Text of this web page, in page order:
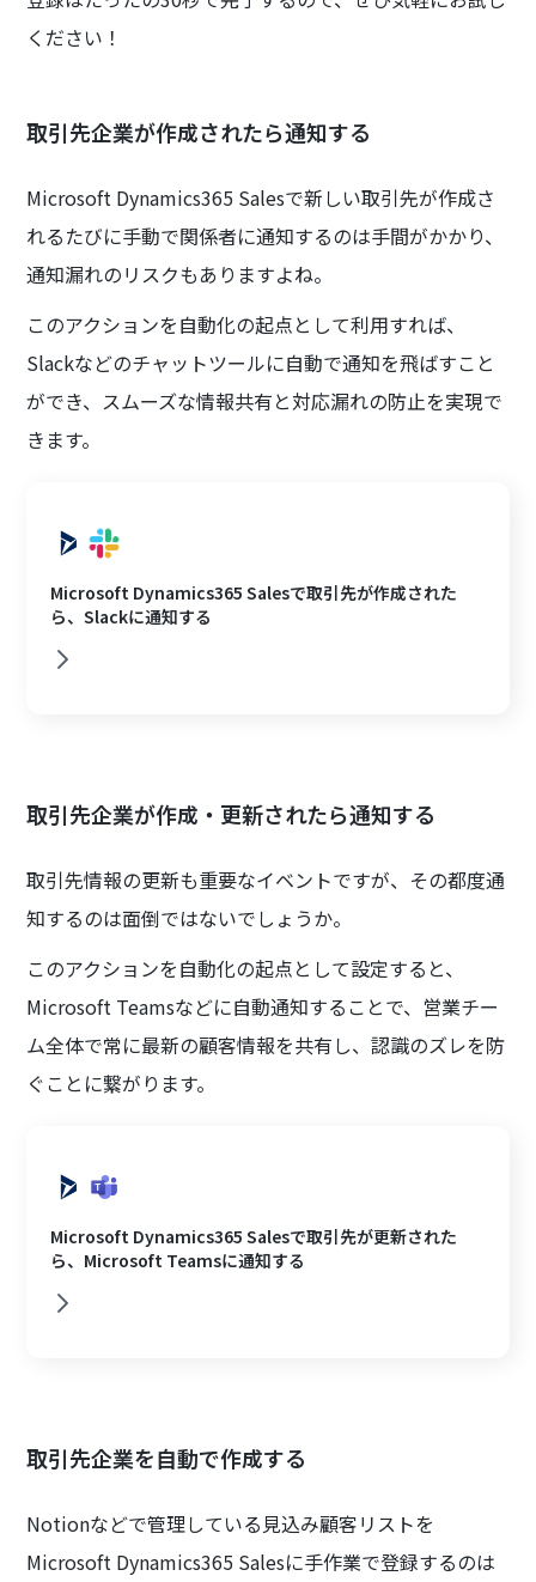
ください！
取引先企業が作成されたら通知する
Microsoft Dynamics365 Salesで新しい取引先が作成さ
れるたびに手動で関係者に通知するのは手間がかかり、
通知漏れのリスクもありますよね。
このアクションを自動化の起点として利用すれば、
Slackなどのチャットツールに自動で通知を飛ばすこと
ができ、スムーズな情報共有と対応漏れの防止を実現で
きます。
Microsoft Dynamics365 Salesで取引先が作成された
ら、Slackに通知する
取引先企業が作成・更新されたら通知する
取引先情報の更新も重要なイベントですが、その都度通
知するのは面倒ではないでしょうか。
このアクションを自動化の起点として設定すると、
Microsoft Teamsなどに自動通知することで、営業チー
ム全体で常に最新の顧客情報を共有し、認識のズレを防
ぐことに繋がります。
Microsoft Dynamics365 Salesで取引先が更新された
ら、Microsoft Teamsに通知する
取引先企業を自動で作成する
Notionなどで管理している見込み顧客リストを
Microsoft Dynamics365 Salesに手作業で登録するのは